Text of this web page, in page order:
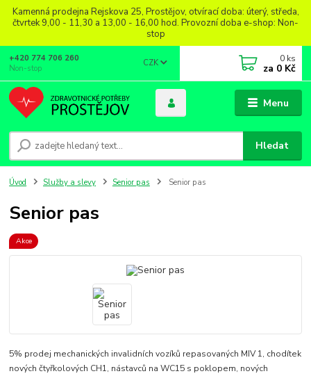
Kamenná prodejna Rejskova 25, Prostějov, otvírací doba: úterý, středa,
čtvrtek 9,00 - 11,30 a 13,00 - 16,00 hod. Provozní doba e-shop: Non-
stop
Menu
CZK
Hledat
+420 774 706 260
Non-stop
0 ks
za 0 Kč
Úvod Služby a slevy Senior pas Senior pas
Senior pas
Akce
5% prodej mechanických invalidních vozíků repasovaných MIV 1, chodítek
nových čtyřkolových CH1, nástavců na WC15 s poklopem, nových